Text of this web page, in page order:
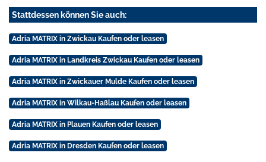
Stattdessen können Sie auch:
Adria MATRIX in Zwickau Kaufen oder leasen
Adria MATRIX in Landkreis Zwickau Kaufen oder leasen
Adria MATRIX in Zwickauer Mulde Kaufen oder leasen
Adria MATRIX in Wilkau-Haßlau Kaufen oder leasen
Adria MATRIX in Plauen Kaufen oder leasen
Adria MATRIX in Dresden Kaufen oder leasen